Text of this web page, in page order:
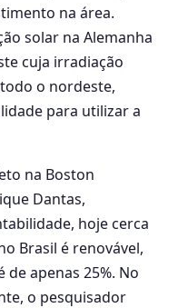
na área.
solar na Alemanha
cuja irradiação
o nordeste,
para utilizar a
na Boston
Dantas,
hoje cerca
Brasil é renovável,
apenas 25%. No
o pesquisador